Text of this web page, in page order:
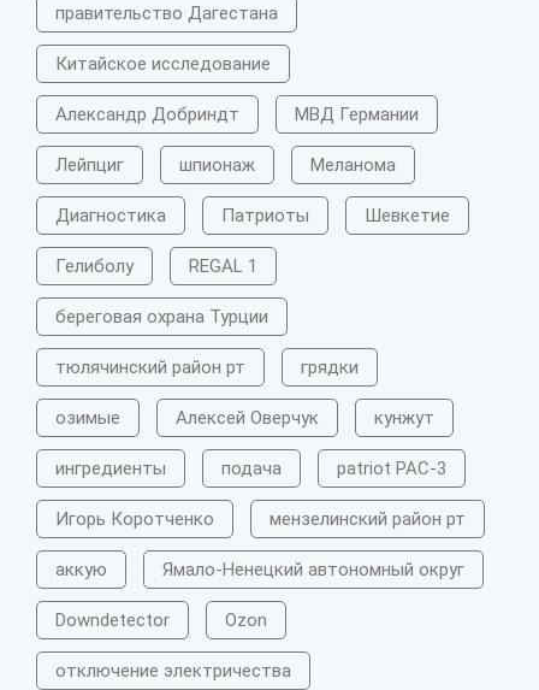
правительство Дагестана
Китайское исследование
Александр Добриндт МВД Германии
Лейпциг шпионаж Меланома
Диагностика Патриоты Шевкетие
Гелиболу REGAL 1
береговая охрана Турции
тюлячинский район рт грядки
озимые Алексей Оверчук кунжут
ингредиенты подача patriot PAC-3
Игорь Коротченко мензелинский район рт
аккую Ямало-Ненецкий автономный округ
Downdetector Ozon
отключение электричества